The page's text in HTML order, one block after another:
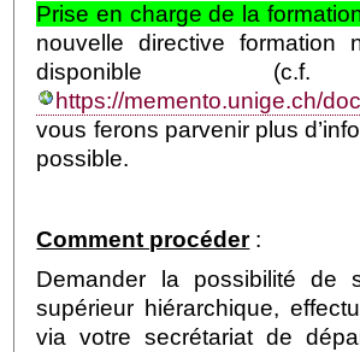
Prise en charge de la
nouvelle directive formation
disponible (c.f.
https://memento.unige.ch/
vous ferons parvenir plus
possible.
Comment procéder:
Demander la possibilité de
supérieur hiérarchique,
via votre secrétariat de